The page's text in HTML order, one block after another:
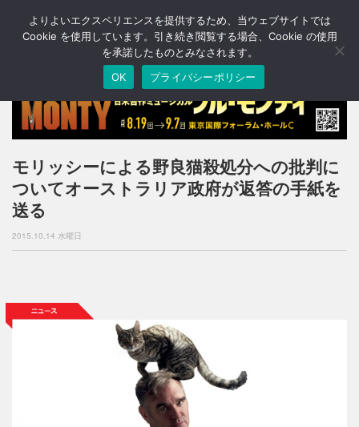
T
o
n
a
v
i
g
a
n
モリッシーによる野良猫殺処分への批判に
ついてオーストラリア政府が返答の手紙を
送る
2015.10.14 水曜日
よりよいエクスペリエンスを提供するため、当ウェブサイトでは
Cookie を使用しています。引き続き閲覧する場合、Cookie の使用
を承諾したものとみなされます。
OK
プライバシーポリシー